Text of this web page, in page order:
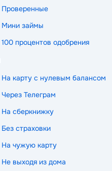
Проверенные
Мини займы
100 процентов одобрения
На карту с нулевым балансом
Через Телеграм
На сберкнижку
Без страховки
На чужую карту
Не выходя из дома